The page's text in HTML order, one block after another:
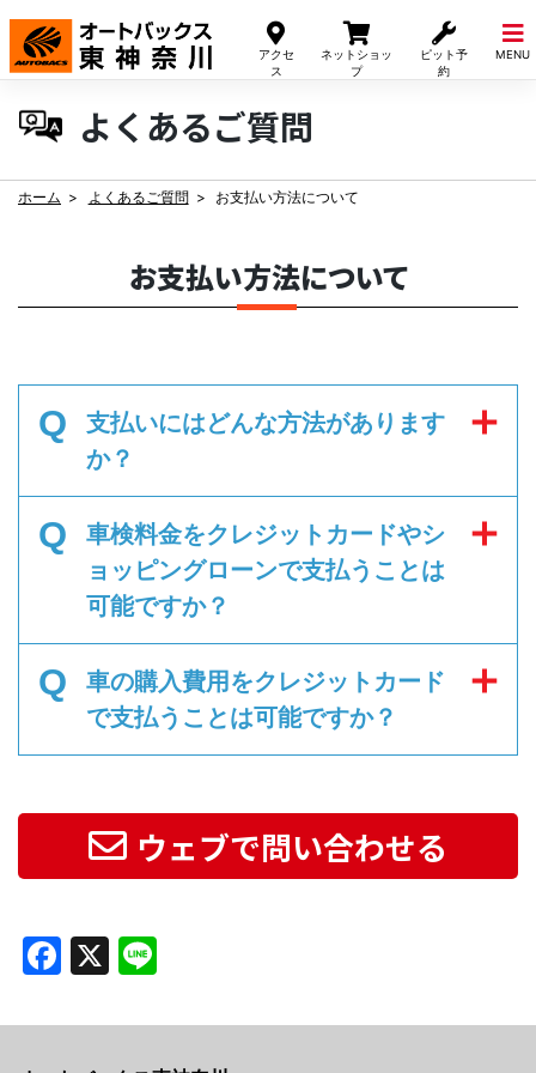
アクセ
ス
ネットショッ
プ
ピット予
約
MENU
Skip
content
よくあるご質問
ホーム よくあるご質問 お支払い方法について
お支払い方法について
Q
支払いにはどんな方法があります
か？
Q
車検料金をクレジットカードやシ
ョッピングローンで支払うことは
可能ですか？
Q
車の購入費用をクレジットカード
で支払うことは可能ですか？
ウェブで問い合わせる
Facebook
X